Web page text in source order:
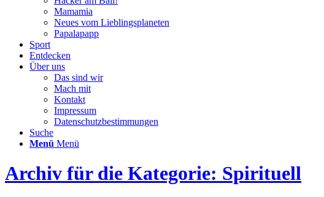
Mamamia
Neues vom Lieblingsplaneten
Papalapapp
Sport
Entdecken
Über uns
Das sind wir
Mach mit
Kontakt
Impressum
Datenschutzbestimmungen
Suche
Menü Menü
Archiv für die Kategorie: Spirituell